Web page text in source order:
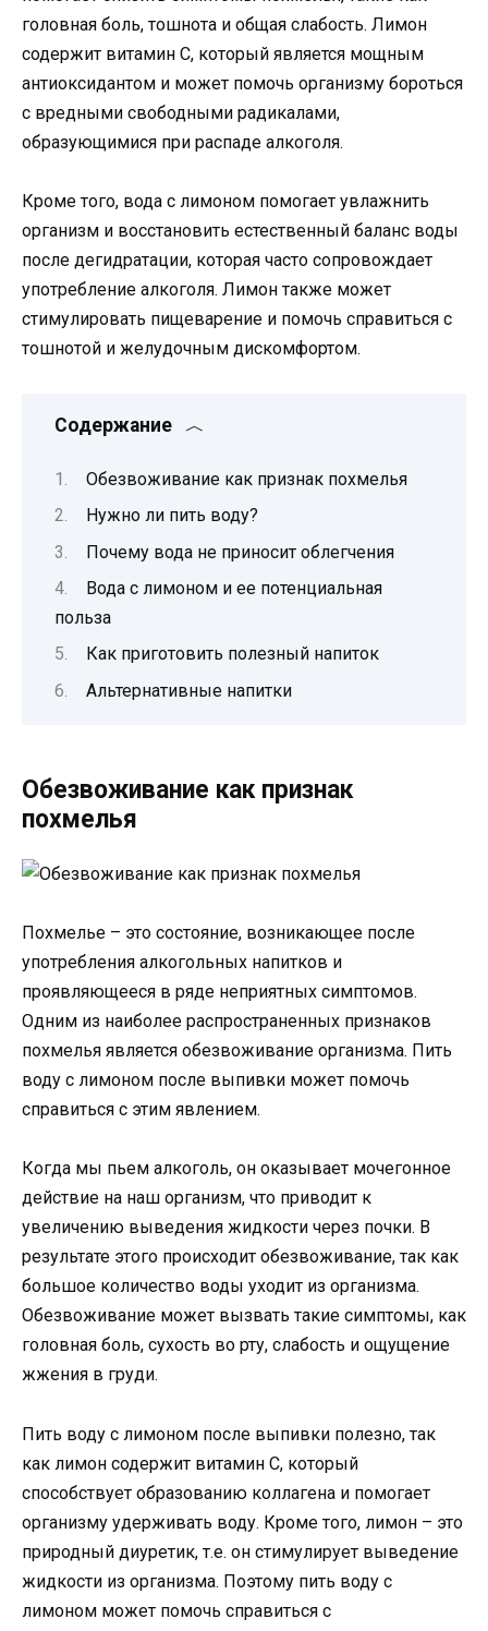
головная боль, тошнота и общая слабость. Лимон
содержит витамин С, который является мощным
антиоксидантом и может помочь организму бороться
с вредными свободными радикалами,
образующимися при распаде алкоголя.
Кроме того, вода с лимоном помогает увлажнить
организм и восстановить естественный баланс воды
после дегидратации, которая часто сопровождает
употребление алкоголя. Лимон также может
стимулировать пищеварение и помочь справиться с
тошнотой и желудочным дискомфортом.
Содержание
Обезвоживание как признак похмелья
Нужно ли пить воду?
Почему вода не приносит облегчения
Вода с лимоном и ее потенциальная
польза
Как приготовить полезный напиток
Альтернативные напитки
Обезвоживание как признак
похмелья
Похмелье – это состояние, возникающее после
употребления алкогольных напитков и
проявляющееся в ряде неприятных симптомов.
Одним из наиболее распространенных признаков
похмелья является обезвоживание организма. Пить
воду с лимоном после выпивки может помочь
справиться с этим явлением.
Когда мы пьем алкоголь, он оказывает мочегонное
действие на наш организм, что приводит к
увеличению выведения жидкости через почки. В
результате этого происходит обезвоживание, так как
большое количество воды уходит из организма.
Обезвоживание может вызвать такие симптомы, как
головная боль, сухость во рту, слабость и ощущение
жжения в груди.
Пить воду с лимоном после выпивки полезно, так
как лимон содержит витамин С, который
способствует образованию коллагена и помогает
организму удерживать воду. Кроме того, лимон – это
природный диуретик, т.е. он стимулирует выведение
жидкости из организма. Поэтому пить воду с
лимоном может помочь справиться с